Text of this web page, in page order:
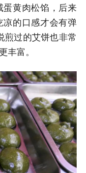
蛋黄肉松馅，后来
凉的口感才会有弹
煎过的艾饼也非常
丰富。